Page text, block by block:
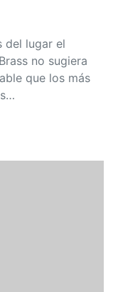
del lugar el
no sugiera
que los más